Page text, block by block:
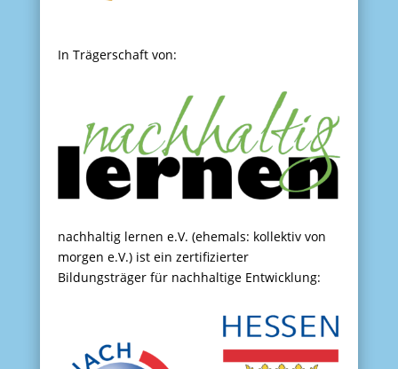
In Trägerschaft von:
nachhaltig lernen e.V. (ehemals: kollektiv von
morgen e.V.) ist ein zertifizierter
Bildungsträger für nachhaltige Entwicklung: